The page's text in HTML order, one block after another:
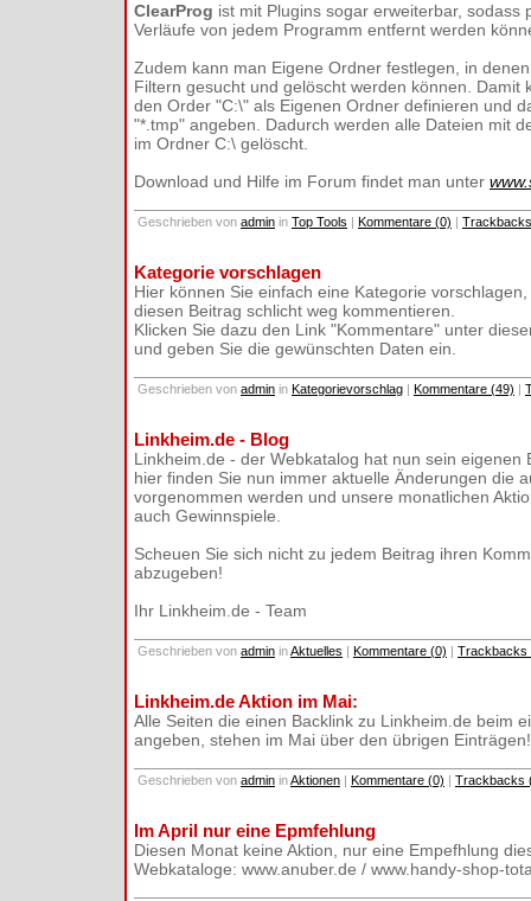
ClearProg ist mit Plugins sogar erweiterbar, sodass
Verläufe von jedem Programm entfernt werden
Zudem kann man Eigene Ordner festlegen, in
Filtern gesucht und gelöscht werden können. Damit
den Order "C:\" als Eigenen Ordner definieren und
"*.tmp" angeben. Dadurch werden alle Dateien mit
im Ordner C:\ gelöscht.
Download und Hilfe im Forum findet man unter
Geschrieben von admin in Top Tools | Kommentare (0) |
Kategorie vorschlagen
Hier können Sie einfach eine Kategorie
diesen Beitrag schlicht weg kommentieren.
Klicken Sie dazu den Link "Kommentare" unter
und geben Sie die gewünschten Daten ein.
Geschrieben von admin in Kategorievorschlag | Kommentare (49) |
Linkheim.de - Blog
Linkheim.de - der Webkatalog hat nun sein eigenen
hier finden Sie nun immer aktuelle Änderungen die
vorgenommen werden und unsere monatlichen
auch Gewinnspiele.
Scheuen Sie sich nicht zu jedem Beitrag ihren
abzugeben!
Ihr Linkheim.de - Team
Geschrieben von admin inAktuelles | Kommentare (0) | Trackbacks
Linkheim.de Aktion im Mai:
Alle Seiten die einen Backlink zu Linkheim.de beim
angeben, stehen im Mai über den übrigen Einträgen!
Geschrieben von admin inAktionen | Kommentare (0) | Trackbacks
Im April nur eine Epmfehlung
Diesen Monat keine Aktion, nur eine Empefhlung
Webkataloge: www.anuber.de / www.handy-shop-